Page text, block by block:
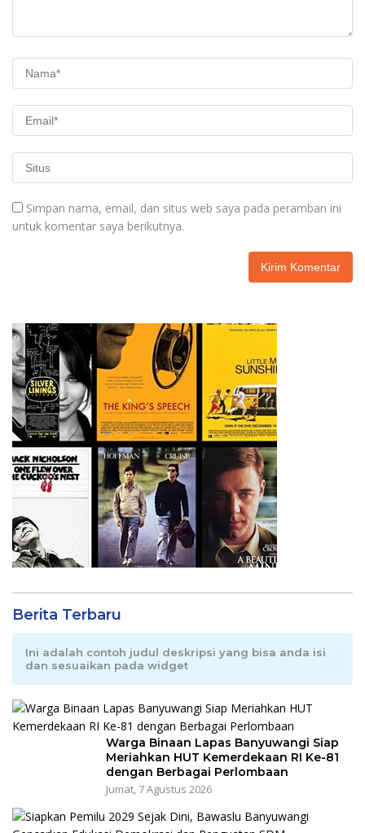
Simpan nama, email, dan situs web saya pada peramban ini
untuk komentar saya berikutnya.
Berita Terbaru
Ini adalah contoh judul deskripsi yang bisa anda isi
dan sesuaikan pada widget
Warga Binaan Lapas Banyuwangi Siap
Meriahkan HUT Kemerdekaan RI Ke-81
dengan Berbagai Perlombaan
Jumat, 7 Agustus 2026